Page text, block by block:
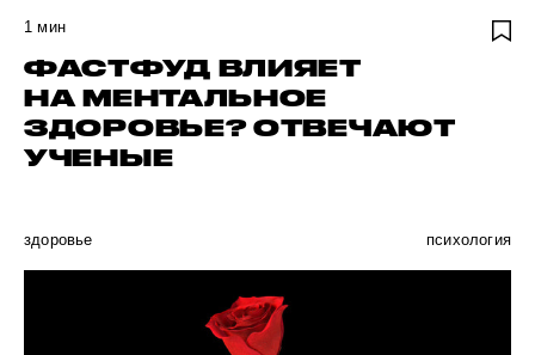
1 мин
ФАСТФУД ВЛИЯЕТ
НА МЕНТАЛЬНОЕ
ЗДОРОВЬЕ? ОТВЕЧАЮТ
УЧЕНЫЕ
здоровье психология